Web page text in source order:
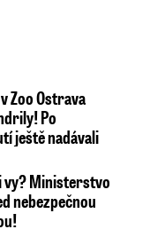
Zoo Ostrava
Po
ještě nadávali
vy? Ministerstvo
nebezpečnou